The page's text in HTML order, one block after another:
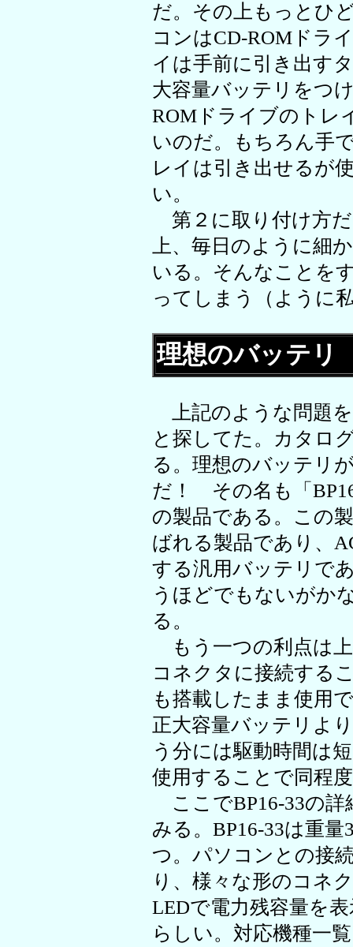
だ。その上もっとひ
コンはCD-ROMドラ
イは手前に引き出す
大容量バッテリをつ
ROMドライブのトレ
いのだ。もちろん手
レイは引き出せるが
い。
第２に取り付け方
上、毎日のように細
いる。そんなことを
ってしまう（ように
理想のバッテリ
上記のような問題
と探してた。カタロ
る。理想のバッテリ
だ！ その名も「
の製品である。この
ばれる製品であり、
する汎用バッテリで
うほどでもないがか
る。
もう一つの利点は
コネクタに接続する
も搭載したまま使用
正大容量バッテリよ
う分には駆動時間は
使用することで同程
ここでBP16-33の詳
みる。BP16-33は重量
つ。パソコンとの接
り、様々な形のコネ
LEDで電力残容量を
らしい。対応機種一